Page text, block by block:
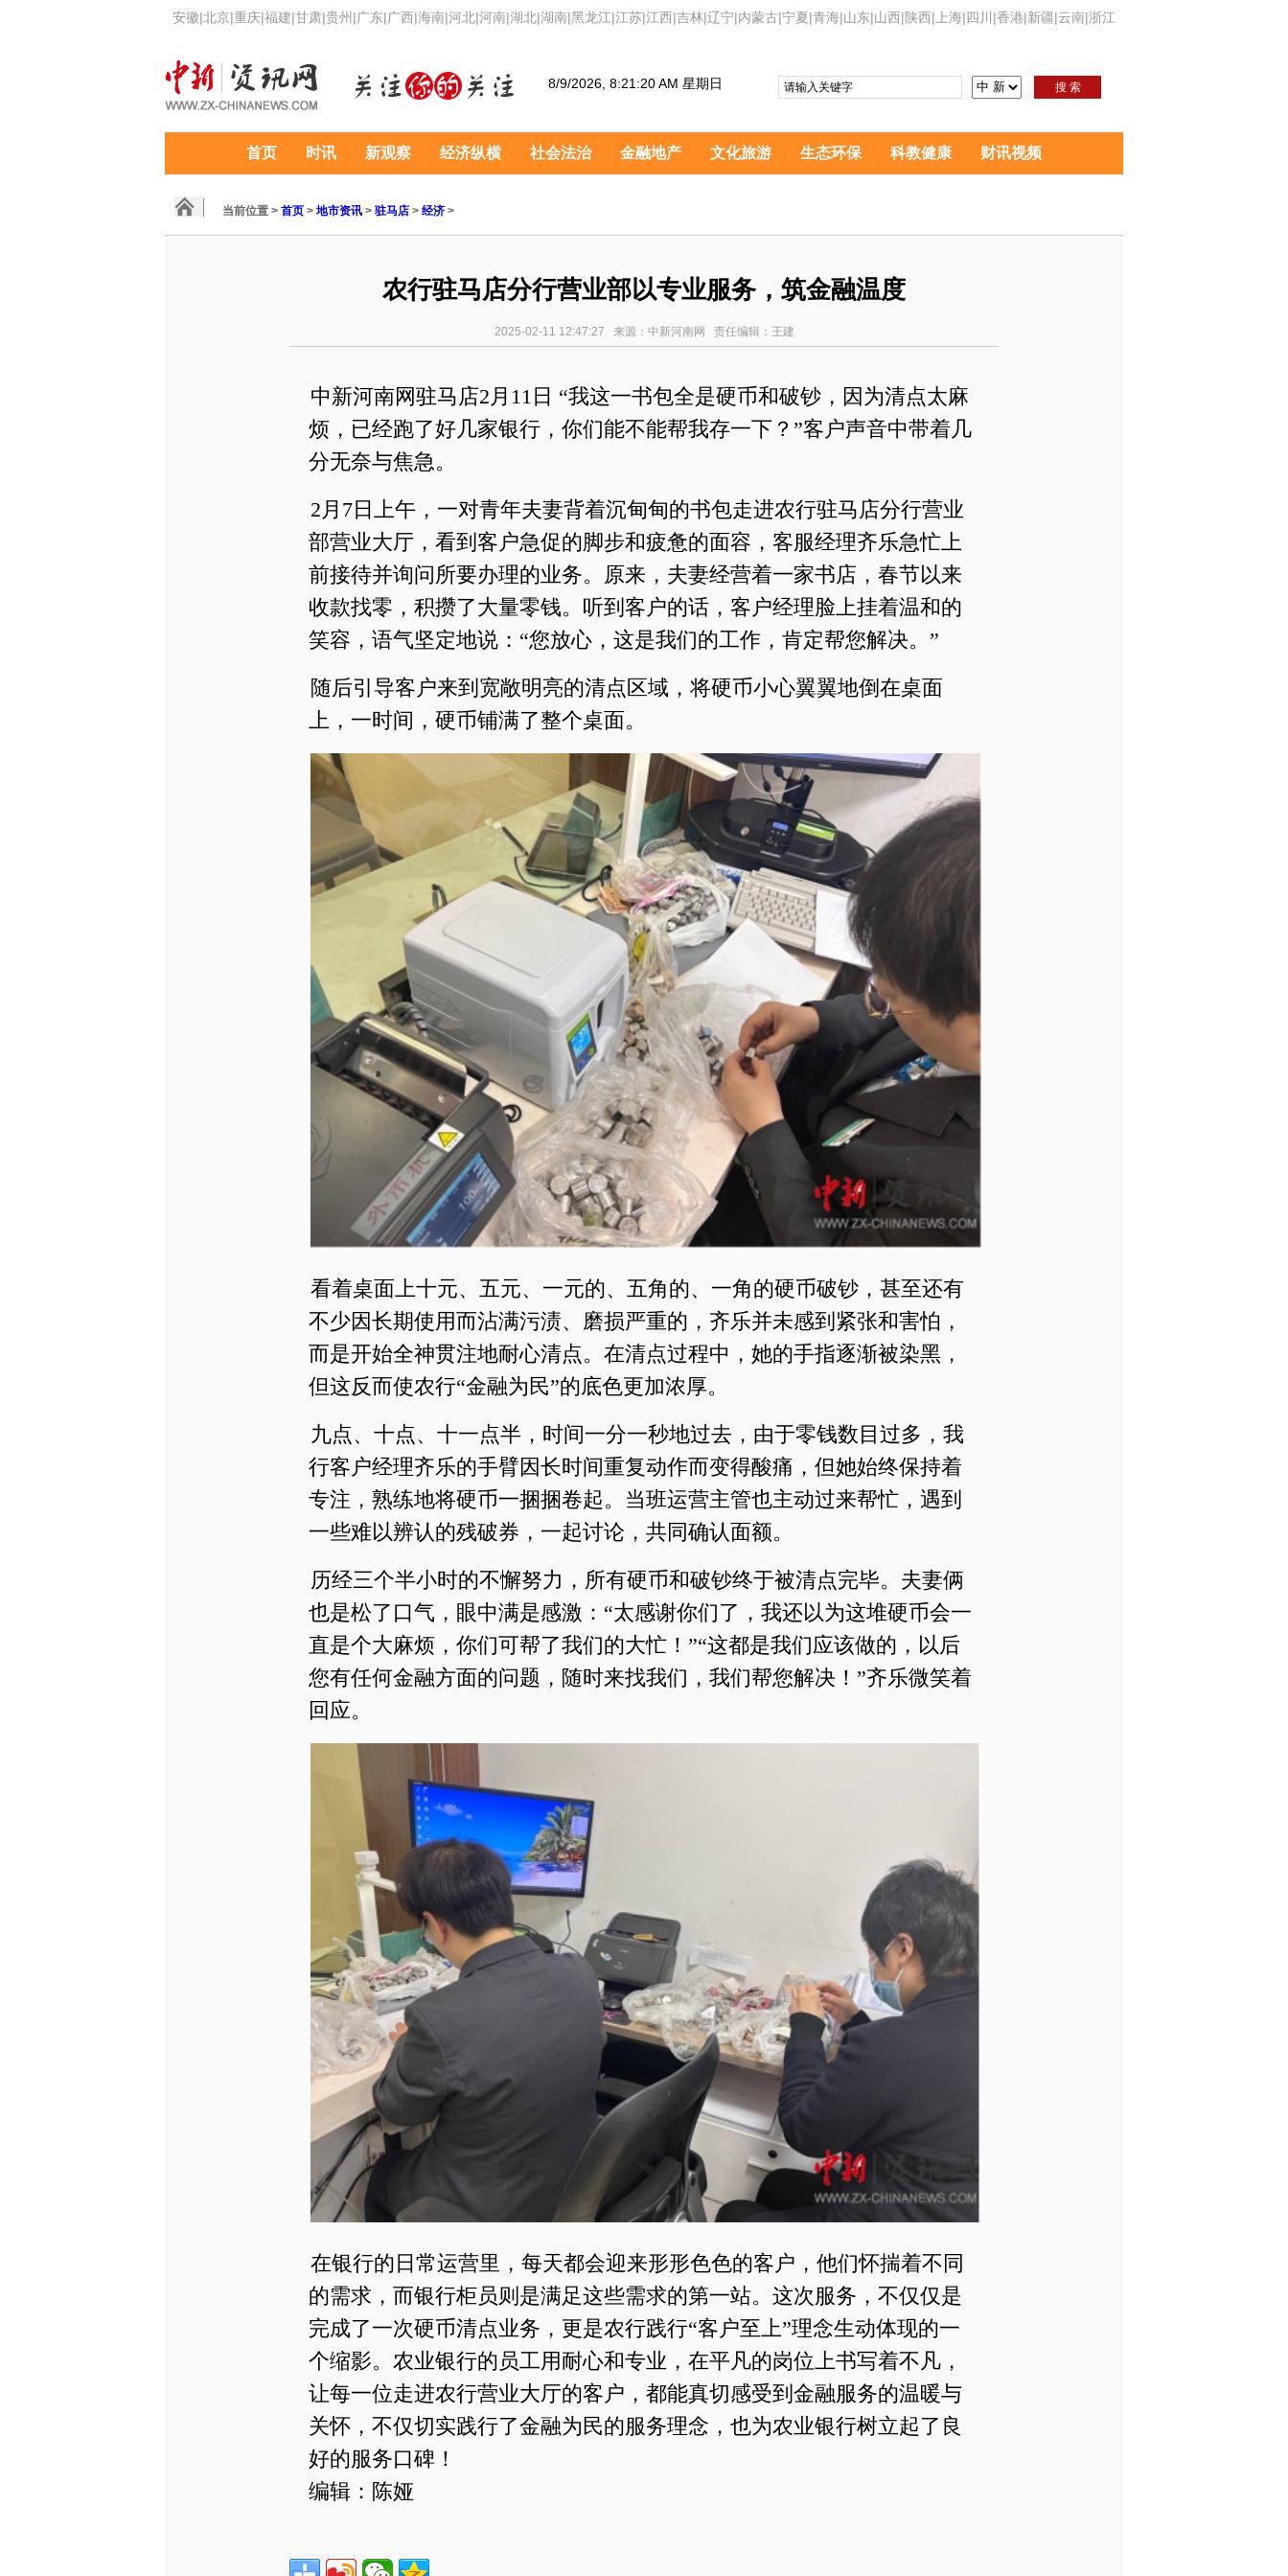
安徽|北京|重庆|福建|甘肃|贵州 |广东|广西|海南|河北|河南|湖北|湖南|黑龙江|江苏|江西|吉林|辽宁|内蒙古|宁夏|青海|山东|山西|陕西| 上海|四川 |香港|新疆|云南|浙江
8/9/2026, 8:21:21 AM 星期日 搜 索
首页 时讯 新观察 经济纵横 社会法治 金融地产 文化旅游 生态环保 科教健康 财讯视频
当前位置 > 首页 > 地市资讯 > 驻马店 > 经济>
农行驻马店分行营业部以专业服务，筑金融温度
2025-02-11 12:47:27 来源：中新河南网 责任编辑：王建
中新河南网驻马店2月11日 “我这一书包全是硬币和破钞，因为清点太麻
烦，已经跑了好几家银行，你们能不能帮我存一下？”客户声音中带着几
分无奈与焦急。
2月7日上午，一对青年夫妻背着沉甸甸的书包走进农行驻马店分行营业
部营业大厅，看到客户急促的脚步和疲惫的面容，客服经理齐乐急忙上
前接待并询问所要办理的业务。原来，夫妻经营着一家书店，春节以来
收款找零，积攒了大量零钱。听到客户的话，客户经理脸上挂着温和的
笑容，语气坚定地说：“您放心，这是我们的工作，肯定帮您解决。”
随后引导客户来到宽敞明亮的清点区域，将硬币小心翼翼地倒在桌面
上，一时间，硬币铺满了整个桌面。
看着桌面上十元、五元、一元的、五角的、一角的硬币破钞，甚至还有
不少因长期使用而沾满污渍、磨损严重的，齐乐并未感到紧张和害怕，
而是开始全神贯注地耐心清点。在清点过程中，她的手指逐渐被染黑，
但这反而使农行“金融为民”的底色更加浓厚。
九点、十点、十一点半，时间一分一秒地过去，由于零钱数目过多，我
行客户经理齐乐的手臂因长时间重复动作而变得酸痛，但她始终保持着
专注，熟练地将硬币一捆捆卷起。当班运营主管也主动过来帮忙，遇到
一些难以辨认的残破券，一起讨论，共同确认面额。
历经三个半小时的不懈努力，所有硬币和破钞终于被清点完毕。夫妻俩
也是松了口气，眼中满是感激：“太感谢你们了，我还以为这堆硬币会一
直是个大麻烦，你们可帮了我们的大忙！”“这都是我们应该做的，以后
您有任何金融方面的问题，随时来找我们，我们帮您解决！”齐乐微笑着
回应。
在银行的日常运营里，每天都会迎来形形色色的客户，他们怀揣着不同
的需求，而银行柜员则是满足这些需求的第一站。这次服务，不仅仅是
完成了一次硬币清点业务，更是农行践行“客户至上”理念生动体现的一
个缩影。农业银行的员工用耐心和专业，在平凡的岗位上书写着不凡，
让每一位走进农行营业大厅的客户，都能真切感受到金融服务的温暖与
关怀，不仅切实践行了金融为民的服务理念，也为农业银行树立起了良
好的服务口碑！
编辑：陈娅